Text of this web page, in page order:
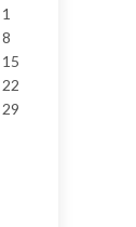
1
8
15
22
29